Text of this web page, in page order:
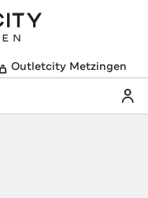
Outletcity Metzingen